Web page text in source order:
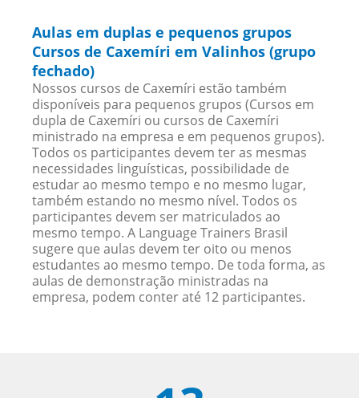
Aulas em duplas e pequenos grupos
Cursos de Caxemíri em Valinhos (grupo
fechado)
Nossos cursos de Caxemíri estão também
disponíveis para pequenos grupos (Cursos em
dupla de Caxemíri ou cursos de Caxemíri
ministrado na empresa e em pequenos grupos).
Todos os participantes devem ter as mesmas
necessidades linguísticas, possibilidade de
estudar ao mesmo tempo e no mesmo lugar,
também estando no mesmo nível. Todos os
participantes devem ser matriculados ao
mesmo tempo. A Language Trainers Brasil
sugere que aulas devem ter oito ou menos
estudantes ao mesmo tempo. De toda forma, as
aulas de demonstração ministradas na
empresa, podem conter até 12 participantes.